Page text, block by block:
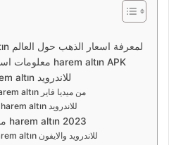
تحميل برنامج harem altın لمعرفة اسعار الذهب حول العالم
معلومات اساسية حول تحميل برنامج harem altın APK
اهمية تحميل برنامج harem altın للاندرويد
طريقة تحميل برنامج harem altın من ميديا فاير
صور من تحميل برنامج harem altın للاندرويد
مميزات من تحميل برنامج harem altın 2023
روابط تحميل برنامج harem altın للاندرويد والايفون